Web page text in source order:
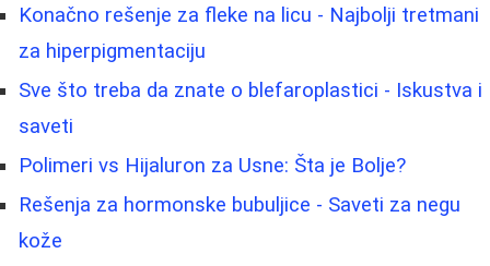
Konačno rešenje za fleke na licu - Najbolji tretmani
za hiperpigmentaciju
Sve što treba da znate o blefaroplastici - Iskustva i
saveti
Polimeri vs Hijaluron za Usne: Šta je Bolje?
Rešenja za hormonske bubuljice - Saveti za negu
kože